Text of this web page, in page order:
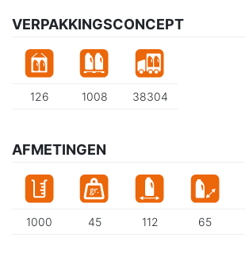
VERPAKKINGSCONCEPT
126 1008 38304
AFMETINGEN
1000 45 112 65